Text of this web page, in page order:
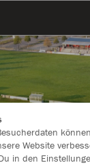
Website
in den